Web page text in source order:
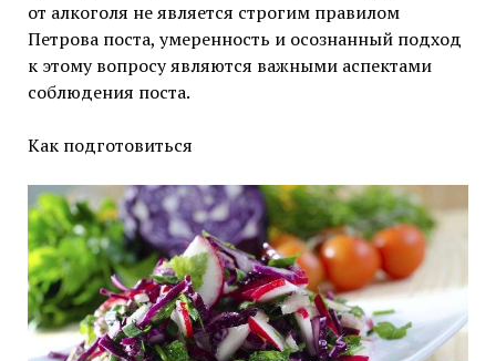
от алкоголя не является строгим правилом
Петрова поста, умеренность и осознанный подход
к этому вопросу являются важными аспектами
соблюдения поста.
Как подготовиться